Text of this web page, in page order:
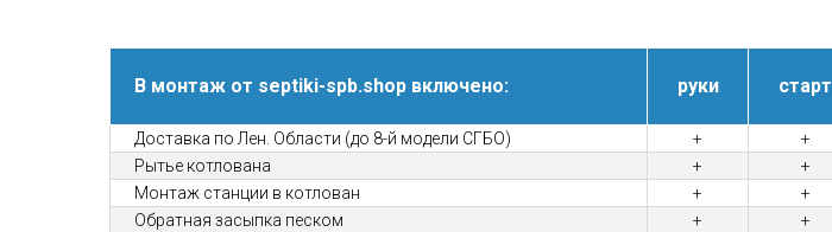
В монтаж от septiki-spb.shop включено: руки старт
Доставка по Лен. Области (до 8-й модели СГБО) + +
Рытье котлована
+ +
Монтаж станции в котлован
+ +
Обратная засыпка песком
+ +